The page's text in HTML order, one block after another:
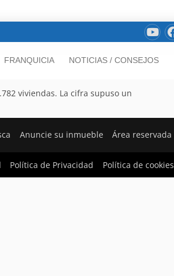
FRANQUICIA NOTICIAS / CONSEJOS
viviendas. La cifra supuso un
Anuncie su inmueble Área reservada
Política de Privacidad Política de cookies